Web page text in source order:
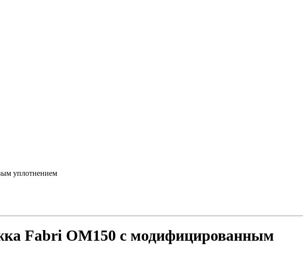
уплотнением
Fabri OM150 с модифицированным